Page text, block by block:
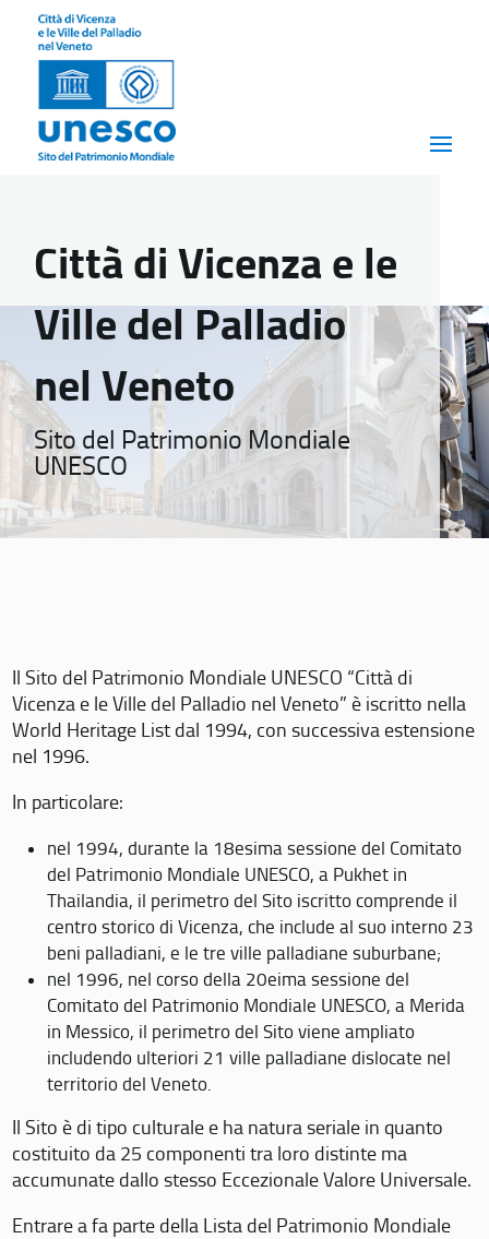
Città di Vicenza e le
Ville del Palladio
nel Veneto
Sito del Patrimonio Mondiale
UNESCO
Il Sito del Patrimonio Mondiale UNESCO “Città di
Vicenza e le Ville del Palladio nel Veneto” è iscritto nella
World Heritage List dal 1994, con successiva estensione
nel 1996.
In particolare:
nel 1994, durante la 18esima sessione del Comitato
del Patrimonio Mondiale UNESCO, a Pukhet in
Thailandia, il perimetro del Sito iscritto comprende il
centro storico di Vicenza, che include al suo interno 23
beni palladiani, e le tre ville palladiane suburbane;
nel 1996, nel corso della 20eima sessione del
Comitato del Patrimonio Mondiale UNESCO, a Merida
in Messico, il perimetro del Sito viene ampliato
includendo ulteriori 21 ville palladiane dislocate nel
territorio del Veneto.
Il Sito è di tipo culturale e ha natura seriale in quanto
costituito da 25 componenti tra loro distinte ma
accumunate dallo stesso Eccezionale Valore Universale.
Entrare a fa parte della Lista del Patrimonio Mondiale